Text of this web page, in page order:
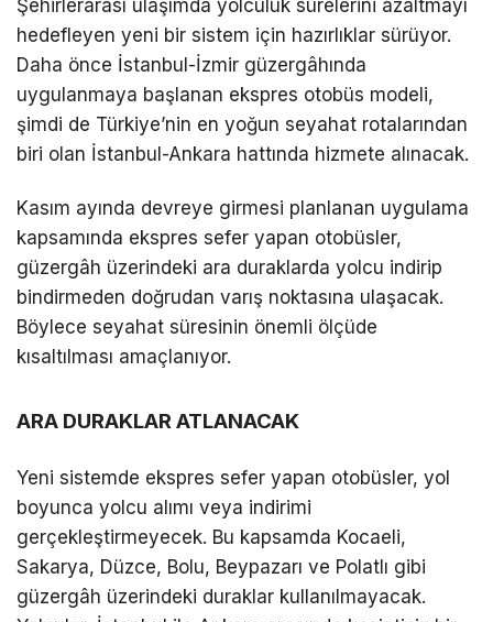
Şehirlerarası ulaşımda yolculuk sürelerini azaltmayı
hedefleyen yeni bir sistem için hazırlıklar sürüyor.
Daha önce İstanbul-İzmir güzergâhında
uygulanmaya başlanan ekspres otobüs modeli,
şimdi de Türkiye’nin en yoğun seyahat rotalarından
biri olan İstanbul-Ankara hattında hizmete alınacak.
Kasım ayında devreye girmesi planlanan uygulama
kapsamında ekspres sefer yapan otobüsler,
güzergâh üzerindeki ara duraklarda yolcu indirip
bindirmeden doğrudan varış noktasına ulaşacak.
Böylece seyahat süresinin önemli ölçüde
kısaltılması amaçlanıyor.
ARA DURAKLAR ATLANACAK
Yeni sistemde ekspres sefer yapan otobüsler, yol
boyunca yolcu alımı veya indirimi
gerçekleştirmeyecek. Bu kapsamda Kocaeli,
Sakarya, Düzce, Bolu, Beypazarı ve Polatlı gibi
güzergâh üzerindeki duraklar kullanılmayacak.